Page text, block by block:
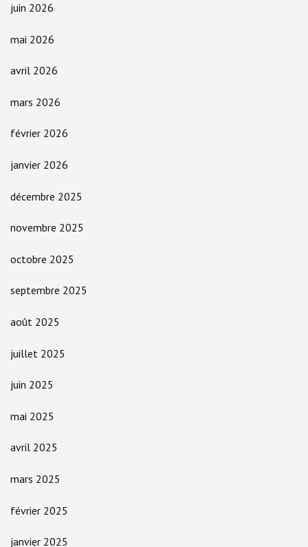
juin 2026
mai 2026
avril 2026
mars 2026
février 2026
janvier 2026
décembre 2025
novembre 2025
octobre 2025
septembre 2025
août 2025
juillet 2025
juin 2025
mai 2025
avril 2025
mars 2025
février 2025
janvier 2025